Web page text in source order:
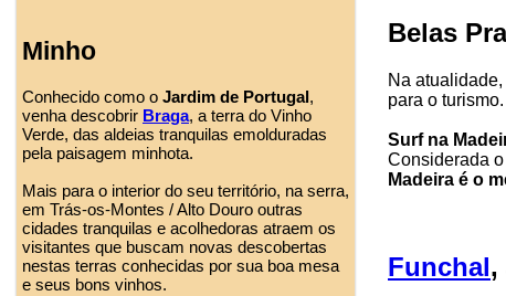
Minho
Conhecido como o Jardim de Portugal,
venha descobrir Braga, a terra do Vinho
Verde, das aldeias tranquilas emolduradas
pela paisagem minhota.
Mais para o interior do seu território, na serra,
em Trás-os-Montes / Alto Douro outras
cidades tranquilas e acolhedoras atraem os
visitantes que buscam novas descobertas
nestas terras conhecidas por sua boa mesa
e seus bons vinhos.
Belas
Na
para o turismo.
Surf na
Considerada o
Madeira é o
Funchal,